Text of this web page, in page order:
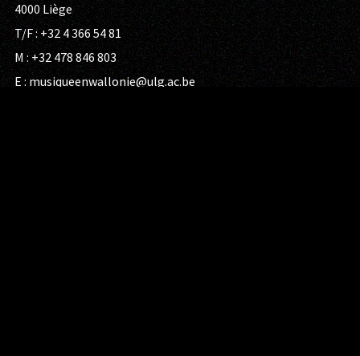
4000 Liège
T/F : +32 4 366 54 81
M : +32 478 846 803
E : musiqueenwallonie@ulg.ac.be